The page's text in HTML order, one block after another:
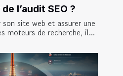
l’audit SEO ?
son site web et assurer une
moteurs de recherche, il...